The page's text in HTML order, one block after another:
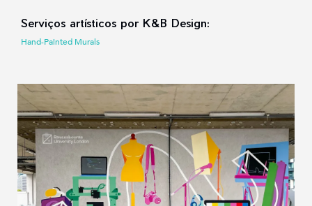
Serviços artísticos por K&B Design:
Hand-Painted Murals